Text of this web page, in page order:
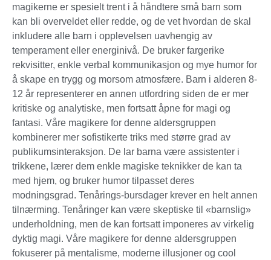
magikerne er spesielt trent i å håndtere små barn som
kan bli overveldet eller redde, og de vet hvordan de skal
inkludere alle barn i opplevelsen uavhengig av
temperament eller energinivå. De bruker fargerike
rekvisitter, enkle verbal kommunikasjon og mye humor for
å skape en trygg og morsom atmosfære. Barn i alderen 8-
12 år representerer en annen utfordring siden de er mer
kritiske og analytiske, men fortsatt åpne for magi og
fantasi. Våre magikere for denne aldersgruppen
kombinerer mer sofistikerte triks med større grad av
publikumsinteraksjon. De lar barna være assistenter i
trikkene, lærer dem enkle magiske teknikker de kan ta
med hjem, og bruker humor tilpasset deres
modningsgrad. Tenårings-bursdager krever en helt annen
tilnærming. Tenåringer kan være skeptiske til «barnslig»
underholdning, men de kan fortsatt imponeres av virkelig
dyktig magi. Våre magikere for denne aldersgruppen
fokuserer på mentalisme, moderne illusjoner og cool